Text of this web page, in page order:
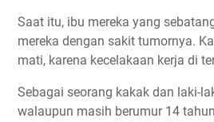
Saat itu, ibu mereka yang
mereka dengan sakit tumornya.
mati, karena kecelakaan kerja di
Sebagai seorang kakak dan laki-
walaupun masih berumur 14